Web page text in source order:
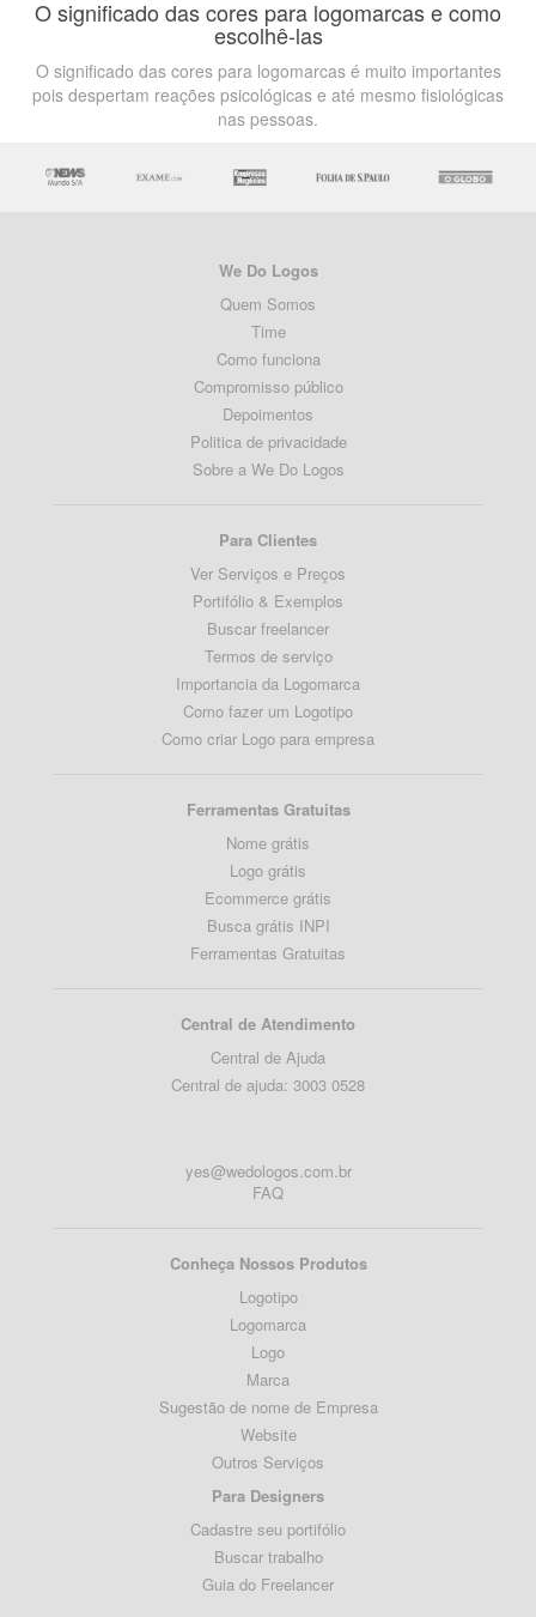
O significado das cores para logomarcas e como
escolhê-las
O significado das cores para logomarcas é muito importantes
pois despertam reações psicológicas e até mesmo fisiológicas
nas pessoas.
We Do Logos
Quem Somos
Time
Como funciona
Compromisso público
Depoimentos
Politica de privacidade
Sobre a We Do Logos
Para Clientes
Ver Serviços e Preços
Portifólio & Exemplos
Buscar freelancer
Termos de serviço
Importancia da Logomarca
Como fazer um Logotipo
Como criar Logo para empresa
Ferramentas Gratuitas
Nome grátis
Logo grátis
Ecommerce grátis
Busca grátis INPI
Ferramentas Gratuitas
Central de Atendimento
Central de Ajuda
Central de ajuda: 3003 0528
yes@wedologos.com.br
FAQ
Conheça Nossos Produtos
Logotipo
Logomarca
Logo
Marca
Sugestão de nome de Empresa
Website
Outros Serviços
Para Designers
Cadastre seu portifólio
Buscar trabalho
Guia do Freelancer